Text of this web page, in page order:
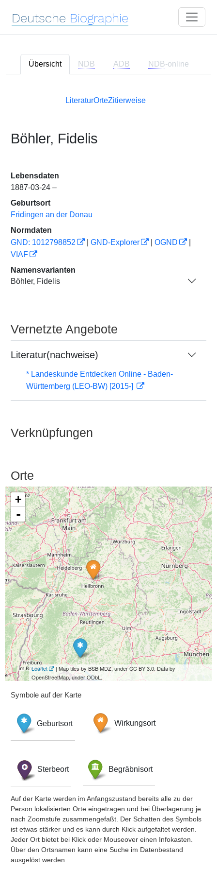
Deutsche Biographie
Übersicht NDB ADB NDB-online
LiteraturOrteZitierweise
Böhler, Fidelis
Lebensdaten
1887-03-24 –
Geburtsort
Fridingen an der Donau
Normdaten
GND: 1012798852
GND-Explorer OGND
VIAF
Namensvarianten
Böhler, Fidelis
Vernetzte Angebote
Literatur(nachweise)
* Landeskunde Entdecken Online - Baden-
Württemberg (LEO-BW) [2015-]
Verknüpfungen
Orte
+
-
Leaflet
| Map tiles by BSB MDZ, under CC BY 3.0. Data by
OpenStreetMap, under ODbL.
Symbole auf der Karte
Geburtsort Wirkungsort
Sterbeort Begräbnisort
Auf der Karte werden im Anfangszustand bereits alle zu der
Person lokalisierten Orte eingetragen und bei Überlagerung je
nach Zoomstufe zusammengefaßt. Der Schatten des Symbols
ist etwas stärker und es kann durch Klick aufgefaltet werden.
Jeder Ort bietet bei Klick oder Mouseover einen Infokasten.
Über den Ortsnamen kann eine Suche im Datenbestand
ausgelöst werden.